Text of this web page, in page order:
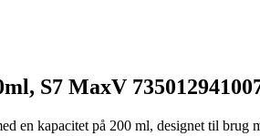
S7 MaxV
en kapacitet på 200 ml, designet til